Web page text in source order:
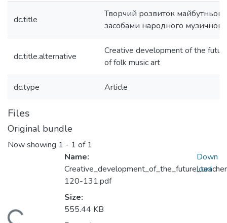
dc.title
Творчий розвиток майбутнього
засобами народного
dc.title.alternative
Сreative development of the
of folk music art
dc.type Article
Files
Original bundle
Now showing 1 - 1 of 1
Name:
120-131.pdf
Size:
555.44 KB
Down
load